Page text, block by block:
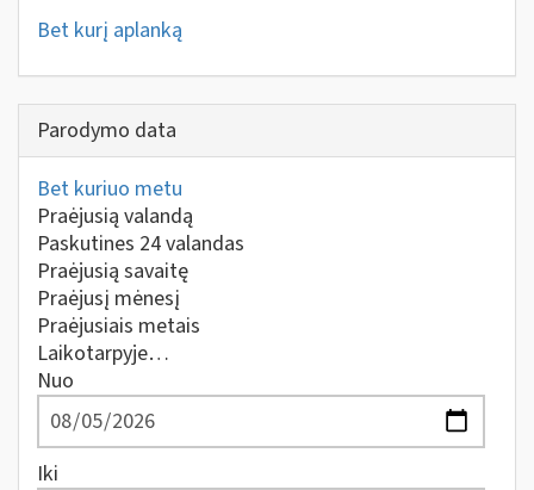
Bet kurį aplanką
Parodymo data
Bet kuriuo metu
Praėjusią valandą
Paskutines 24 valandas
Praėjusią savaitę
Praėjusį mėnesį
Praėjusiais metais
Laikotarpyje…
Nuo
Iki